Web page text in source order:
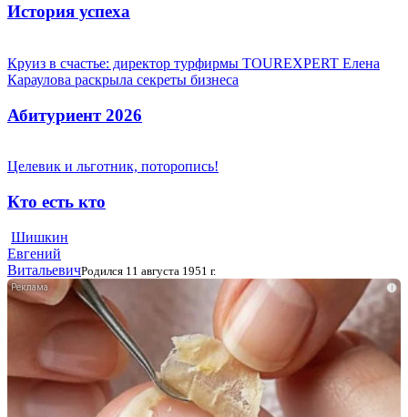
История успеха
Круиз в счастье: директор турфирмы TOUREXPERT Елена
Караулова раскрыла секреты бизнеса
Абитуриент 2026
Целевик и льготник, поторопись!
Кто есть кто
Шишкин
Евгений
ВитальевичРодился 11 августа 1951 г.
i